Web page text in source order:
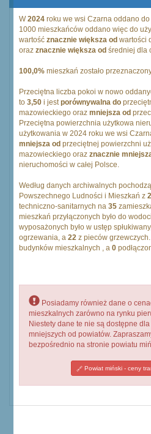
W2024 roku we wsi Czarna oddano do
1000 mieszkańców oddano więc do
wartość znacznie większa od wartości
oraz znacznie większa od średniej dla
100,0% mieszkań zostało
Przeciętna liczba pokoi w nowo
to 3,50 i jestporównywalna do
mazowieckiego oraz mniejsza od
Przeciętna powierzchnia użytkowa
użytkowania w 2024 roku we wsi
mniejsza od przeciętnej powierzchni
mazowieckiego oraz znacznie
nieruchomości w całej Polsce.
Według danych archiwalnych
Powszechnego Ludności i Mieszkań z
techniczno-sanitarnych na 35
mieszkań przyłączonych było do
wyposażonych było w ustęp
ogrzewania, a 22 z pieców
budynków mieszkalnych , a 0
Posiadamy również dane o
mieszkalnych zarówno na rynku
Niestety dane te nie są dostępne
mniejszych od powiatów.
bezpośrednio na stronie powiatu
Powiat miński - ceny